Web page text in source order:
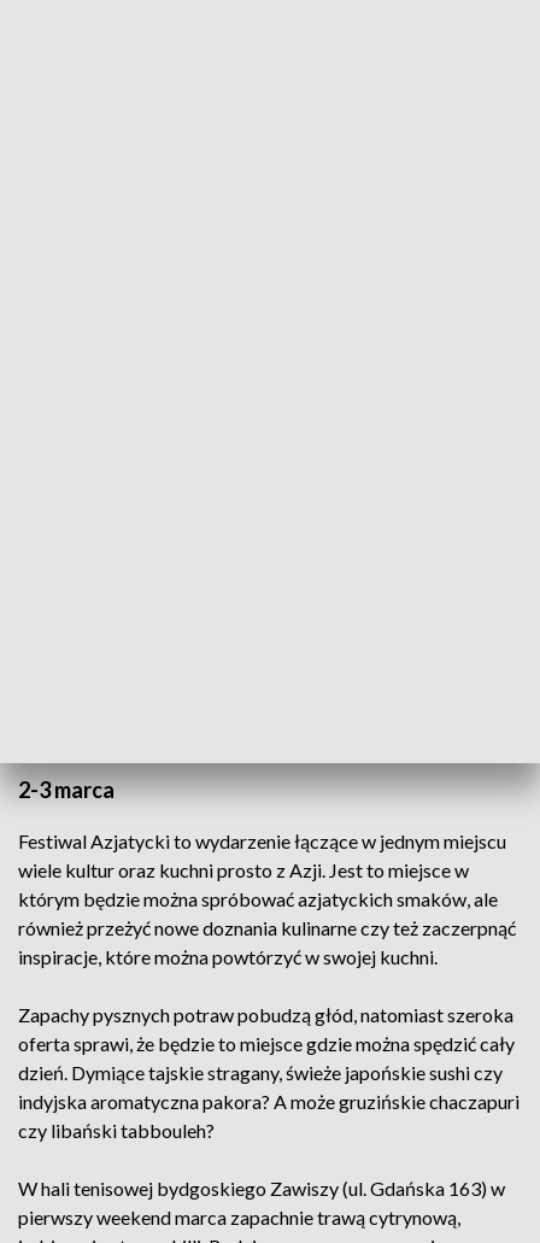
2-3 marca
Festiwal Azjatycki to wydarzenie łączące w jednym miejscu
wiele kultur oraz kuchni prosto z Azji. Jest to miejsce w
którym będzie można spróbować azjatyckich smaków, ale
również przeżyć nowe doznania kulinarne czy też zaczerpnąć
inspiracje, które można powtórzyć w swojej kuchni.
Zapachy pysznych potraw pobudzą głód, natomiast szeroka
oferta sprawi, że będzie to miejsce gdzie można spędzić cały
dzień. Dymiące tajskie stragany, świeże japońskie sushi czy
indyjska aromatyczna pakora? A może gruzińskie chaczapuri
czy libański tabbouleh?
W hali tenisowej bydgoskiego Zawiszy (ul. Gdańska 163) w
pierwszy weekend marca zapachnie trawą cytrynową,